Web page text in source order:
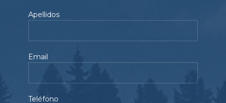
Apellidos
Email
Teléfono